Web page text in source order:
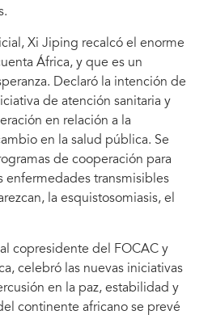
Xi Jiping recalcó el enorme
África, y que es un
Declaró la intención de
de atención sanitaria y
en relación a la
en la salud pública. Se
de cooperación para
enfermedades transmisibles
la esquistosomiasis, el
copresidente del FOCAC y
celebró las nuevas iniciativas
en la paz, estabilidad y
continente africano se prevé